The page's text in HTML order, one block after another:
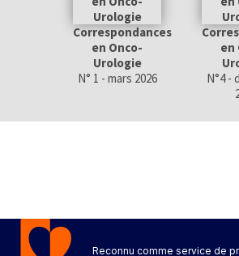
Correspondances
en Onco-
Urologie
N° 1 - mars 2026
en
N°4 -
Reconnu comme service de